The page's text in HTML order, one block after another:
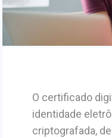
O certificado
identidade
criptografada,